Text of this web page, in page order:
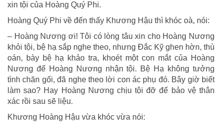
xin tội của Hoàng Quý Phi.
Hoàng Quý Phi về đến thấy Khương Hậu thì khóc oà, nói:
– Hoàng Nương ơi! Tôi có lòng tâu xin cho Hoàng Nương
khỏi tội, bệ hạ sắp nghe theo, nhưng Ðắc Kỹ ghen hờn, thù
oán, bày bệ hạ khảo tra, khoét một con mắt của Hoàng
Nương để Hoàng Nương nhận tội. Bệ Hạ không tưởng
tình chăn gối, đã nghe theo lời con ác phụ đó. Bây giờ biết
làm sao? Hay Hoàng Nương chịu tội đỡ để bảo vệ thân
xác rồi sau sẽ liệu.
Khương Hoàng Hậu vừa khóc vừa nói: